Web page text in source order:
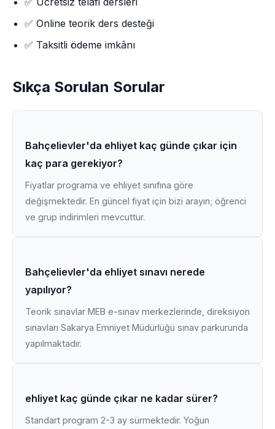
✅ Online teorik ders desteği
✅ Taksitli ödeme imkânı
Sıkça Sorulan Sorular
Bahçelievler'da ehliyet kaç günde çıkar için
kaç para gerekiyor?
Fiyatlar programa ve ehliyet sınıfına göre
değişmektedir. En güncel fiyat için bizi arayın; öğrenci
ve grup indirimleri mevcuttur.
Bahçelievler'da ehliyet sınavı nerede
yapılıyor?
Teorik sınavlar MEB e-sınav merkezlerinde, direksiyon
sınavları Sakarya Emniyet Müdürlüğü sınav parkurunda
yapılmaktadır.
ehliyet kaç günde çıkar ne kadar sürer?
Standart program 2-3 ay sürmektedir. Yoğun